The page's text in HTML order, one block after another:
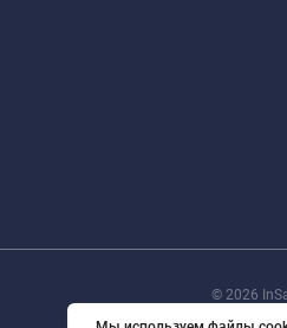
© 2026